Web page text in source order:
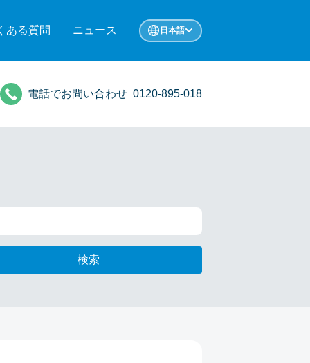
ある質問 ニュース 日本語
電話でお問い合わせ 0120-895-018
検索